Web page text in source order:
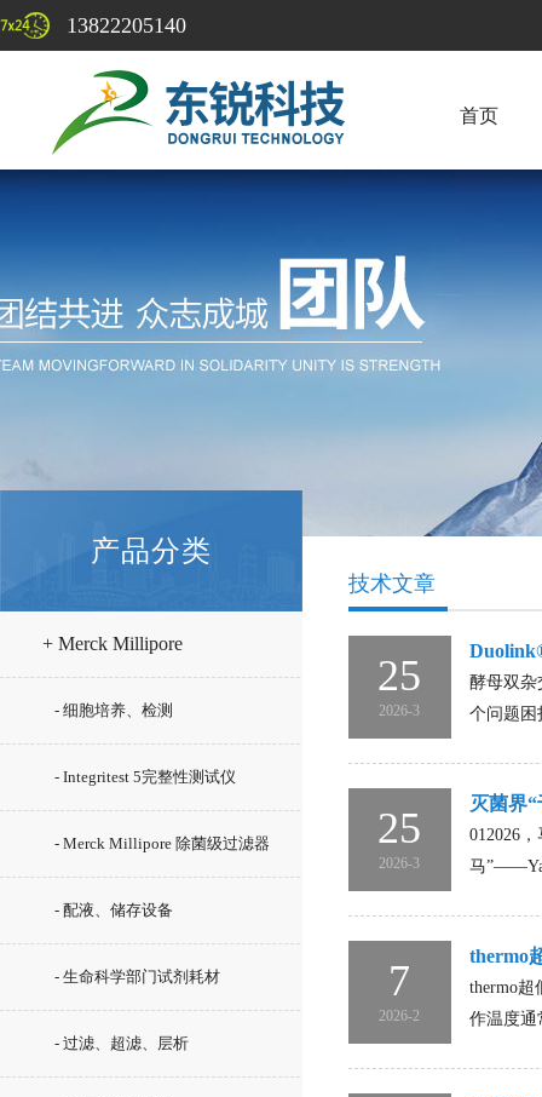
13822205140
首页
产品分类
+ Merck Millipore
- 细胞培养、检测
- Integritest 5完整性测试仪
- Merck Millipore 除菌级过滤器
- 配液、储存设备
- 生命科学部门试剂耗材
- 过滤、超滤、层析
技术文章
25
2026-3
酵母双杂
个问题困
25
2026-3
灭菌界
012026
马
7
2026-2
thermo
thermo
作温度